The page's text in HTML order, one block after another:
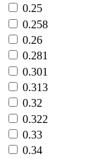
0.25
0.258
0.26
0.281
0.301
0.313
0.32
0.322
0.33
0.34